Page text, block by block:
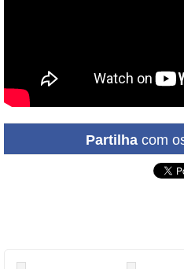
Partilhacom